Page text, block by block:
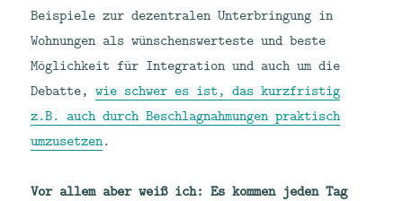
Beispiele zur dezentralen Unterbringung in
Wohnungen als wünschenswerteste und beste
Möglichkeit für Integration und auch um die
Debatte,wie schwer es ist, das kurzfristig
z.B. auch durch Beschlagnahmungen praktisch
umzusetzen.
Vor allem aber weiß ich: Es kommen jeden Tag